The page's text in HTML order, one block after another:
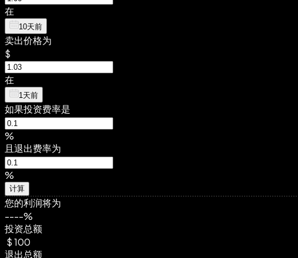
在
10天前
卖出价格为
$
在
1天前
如果投资费率是
%
且退出费率为
%
计算
您的利润将为
----%
投资总额
$100
退出总额